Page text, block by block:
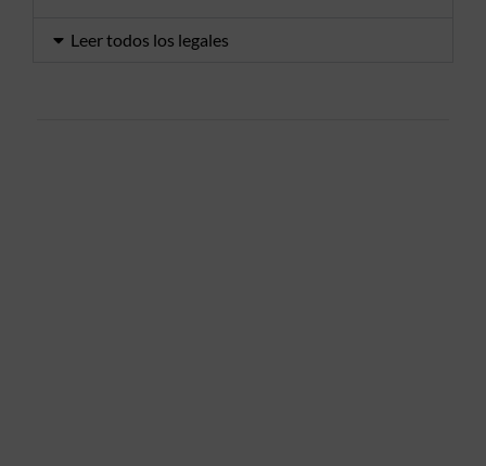
Leer todos los legales